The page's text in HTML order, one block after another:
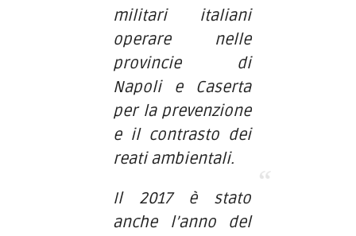
militari italiani
operare nelle
provincie di
Napoli e Caserta
per la prevenzione
e il contrasto dei
reati ambientali.
Il 2017 è stato
anche l’anno del